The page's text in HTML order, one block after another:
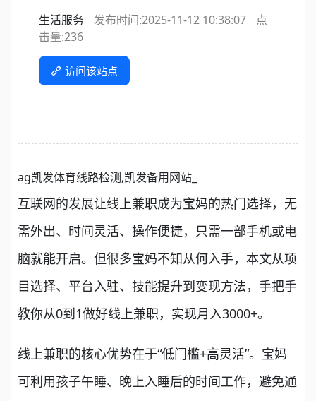
生活服务
发布时间:2025-11-12 10:38:07
点
击量:236
访问该站点
ag凯发体育线路检测,凯发备用网站_
互联网的发展让线上兼职成为宝妈的热门选择，无
需外出、时间灵活、操作便捷，只需一部手机或电
脑就能开启。但很多宝妈不知从何入手，本文从项
目选择、平台入驻、技能提升到变现方法，手把手
教你从0到1做好线上兼职，实现月入3000+。
线上兼职的核心优势在于“低门槛+高灵活”。宝妈
可利用孩子午睡、晚上入睡后的时间工作，避免通